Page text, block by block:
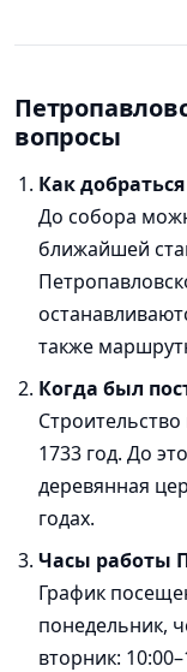
вопросы
Как
До собора
ближайшей
также
Когда был
1733 год. До
деревянная
годах.
Часы работы
График
понедельник,
вторник: